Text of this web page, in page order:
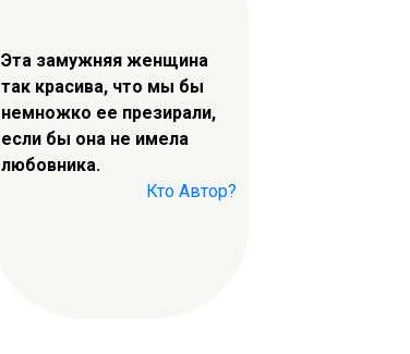
Эта замужняя женщина
так красива, что мы бы
немножко ее презирали,
если бы она не имела
любовника.
Кто Автор?